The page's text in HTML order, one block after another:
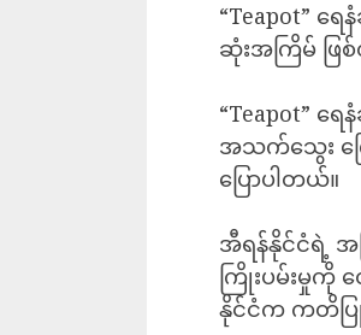
“Teapot”
ဆုံးအကြိမ် ဖြ
“Teapot”
အသက်သွေး က
ပြောပါတယ်။
အီရန်နိုင်ငံရဲ့ အ
ကြိုးပမ်းမှုကို
နိုင်ငံက ကတိပ